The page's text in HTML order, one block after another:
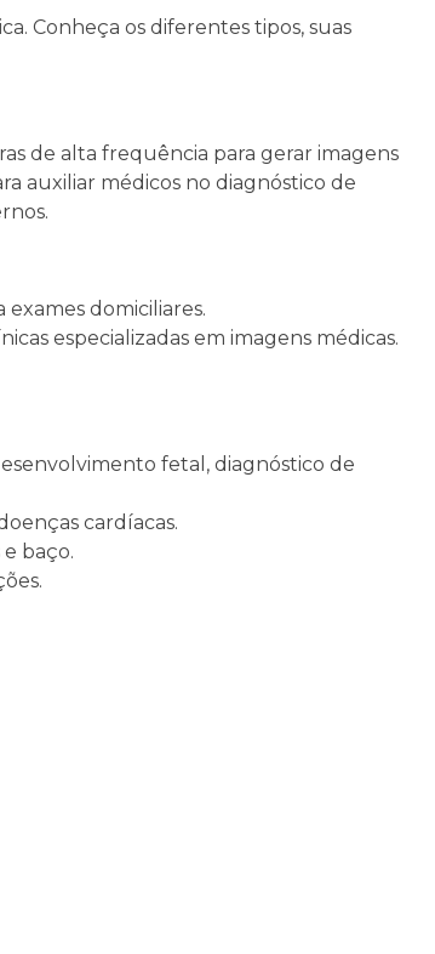
Conheça os diferentes tipos, suas
de alta frequência para gerar imagens
auxiliar médicos no diagnóstico de
domiciliares.
especializadas em imagens médicas.
fetal, diagnóstico de
cardíacas.
baço.